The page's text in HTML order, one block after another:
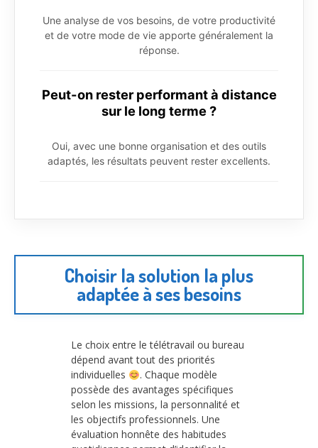
Une analyse de vos besoins, de votre productivité
et de votre mode de vie apporte généralement la
réponse.
Peut-on rester performant à distance
sur le long terme ?
Oui, avec une bonne organisation et des outils
adaptés, les résultats peuvent rester excellents.
Choisir la solution la plus
adaptée à ses besoins
Le choix entre le télétravail ou bureau
dépend avant tout des priorités
individuelles
. Chaque modèle
possède des avantages spécifiques
selon les missions, la personnalité et
les objectifs professionnels. Une
évaluation honnête des habitudes